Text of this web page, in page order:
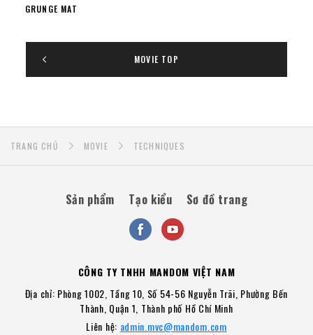
GRUNGE MAT
MOVIE TOP
TRANG CHỦ MOVIE TECHNIQUES
CÔNG TY TNHH MANDOM VIỆT NAM
Địa chỉ: Phòng 1002, Tầng 10, Số 54-56 Nguyễn Trãi, Phường Bến
Thành, Quận 1, Thành phố Hồ Chí Minh
Liên hệ: admin.mvc@mandom.com
Sản phẩm Tạo kiểu Sơ đồ trang